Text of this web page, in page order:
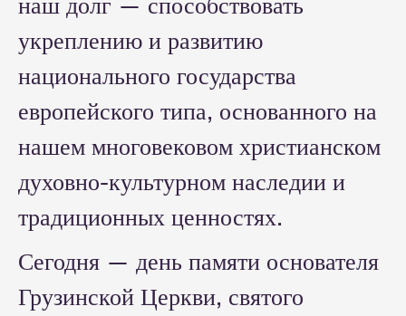
укреплению и развитию
национального государства
европейского типа, основанного на
нашем многовековом христианском
духовно-культурном наследии и
традиционных ценностях.
Сегодня — день памяти основателя
Грузинской Церкви, святого